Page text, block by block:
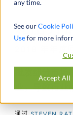
any time.
See ourCookie
Usefor more
Accept All
轮胎分
批发细分市
业，导致行业